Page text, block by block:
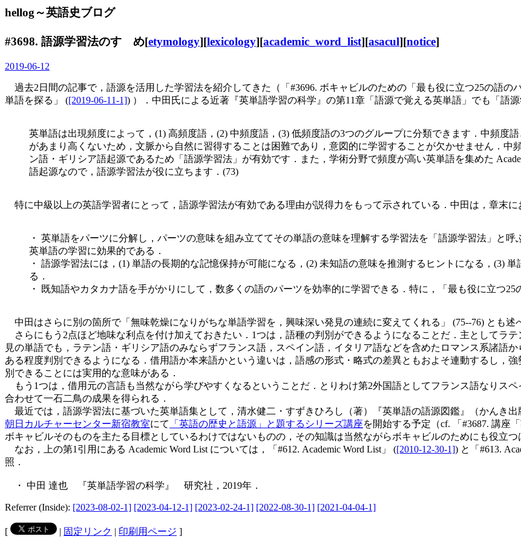
hellog～英語史ブログ
#3698. 語源学習法のすゝめ[etymology][lexicology][academic_word_list][asacul][notice]
2019-06-12
過去2日間の記事で，語源を活用した学習法を紹介してきた（「#3696. ボキャビルのための「最も役に立つ25の語の
単語を探る」 ([2019-06-11-1]) ）．中田氏による近著『英単語学習の科学』の第11章「語源で覚える英単語」でも「語
英単語は出現頻度によって，(1) 高頻度語，(2) 中頻度語，(3) 低頻度語の3つのグループに分類できます．中頻度
があまり高くないため，文脈から自然に習得することは困難であり，意図的に学習することが欠かせません．中
ン語・ギリシア語起源であるため「語源学習法」が有効です．また，学術分野で頻度が高い英単語を集めた
語起源なので，語源学習法が役に立ちます．(73)
特に中級以上の英語学習者にとって，語源学習法が有効である理由が説得力をもって示されている．中田は，章末
・ 英単語をパーツに分解し，パーツの意味を組み立ててその単語の意味を理解する学習法を「語源学習法」と
英単語の学習に効果的である．
・ 語源学習法には，(1) 単語の長期的な記憶保持が可能になる，(2) 未知語の意味を推測するヒントになる，(3)
る．
・ 既知語やカタカナ語を手がかりにして，数多くの語のパーツを効率的に学習できる．特に，「最も役に立つ25
中田はさらに別の箇所で「無味乾燥になりがちな単語学習を，興味深い発見の連続に変えてくれる」 (75--76) とも述
さらにもう2点ほど地味な利点を付け加えておきたい．1つは，語種の判別ができるようになることだ．主としてラ
見の単語でも，ラテン語・ギリシア語のみならずフランス語，スペイン語，イタリア語などを含めたロマンス系諸語
ある程度判別できるようになる．借用語か本来語かという違いは，語感の形式・略式の差異ともおよそ連動するし，
別できることには実用的な意味がある．
もう1つは，借用元の言語も当然ながら学びやすくなるということだ．とりわけ第2外国語としてフランス語なりス
合わせて一石二鳥の成果を得られる．
最近では，語源学習法に基づいた英単語集として，清水健二・すずきひろし（著）『英単語の語源図鑑』（かんき
朝日カルチャーセンター新宿教室にて 「英語の歴史と語源」と題するシリーズ講座を開始する予定（cf. 「#3687. 講座
ボキャビルそのものを主たる目標としているわけではないものの，その知識は当然ながらボキャビルのためにも役立つ
なお，上の第1引用にある Academic Word List については，「#612. Academic Word List」 ([2010-12-30-1]) と「#613.
照．
・ 中田 達也 『英単語学習の科学』 研究社，2019年．
Referrer (Inside): [2023-08-02-1] [2023-04-12-1] [2023-02-24-1] [2022-08-30-1] [2021-04-04-1]
[ | 固定リンク | 印刷用ページ ]